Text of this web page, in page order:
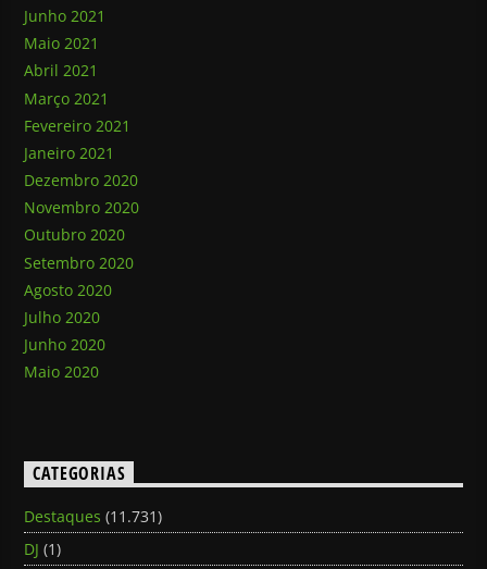
Junho 2021
Maio 2021
Abril 2021
Março 2021
Fevereiro 2021
Janeiro 2021
Dezembro 2020
Novembro 2020
Outubro 2020
Setembro 2020
Agosto 2020
Julho 2020
Junho 2020
Maio 2020
CATEGORIAS
Destaques (11.731)
DJ (1)